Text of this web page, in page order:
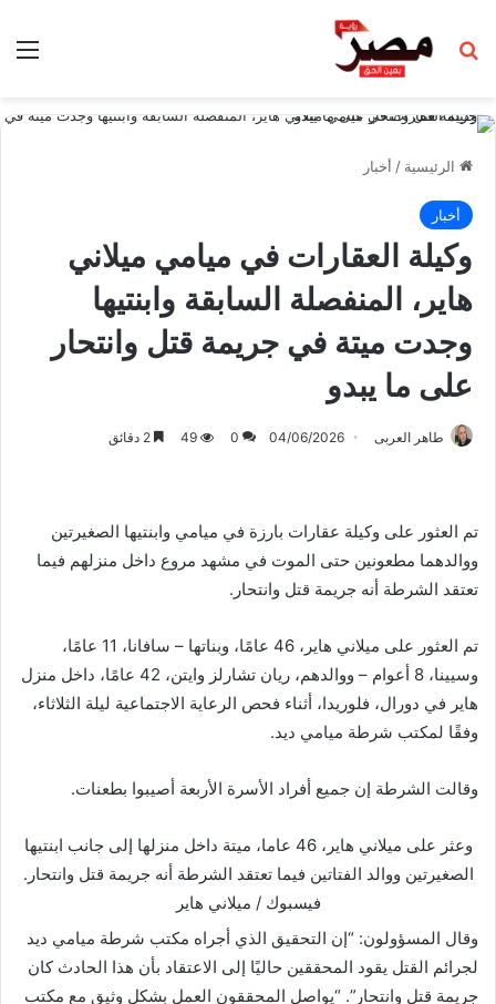
بحث عن
الرئيسية / أخبار
أخبار
وكيلة العقارات في ميامي ميلاني
هاير، المنفصلة السابقة وابنتيها
وجدت ميتة في جريمة قتل وانتحار
على ما يبدو
طاهر العربى 04/06/2026
0
49
تم العثور على وكيلة عقارات بارزة في ميامي وابنتيها الصغيرتين
ووالدهما مطعونين حتى الموت في مشهد مروع داخل منزلهم فيما
تعتقد الشرطة أنه جريمة قتل وانتحار.
تم العثور على ميلاني هاير، 46 عامًا، وبناتها – سافانا، 11 عامًا،
وسيينا، 8 أعوام – ووالدهم، ريان تشارلز وايتن، 42 عامًا، داخل منزل
هاير في دورال، فلوريدا، أثناء فحص الرعاية الاجتماعية ليلة الثلاثاء،
وفقًا لمكتب شرطة ميامي ديد.
وقالت الشرطة إن جميع أفراد الأسرة الأربعة أصيبوا بطعنات.
وعثر على ميلاني هاير، 46 عاما، ميتة داخل منزلها إلى جانب ابنتيها
الصغيرتين ووالد الفتاتين فيما تعتقد الشرطة أنه جريمة قتل وانتحار.
فيسبوك / ميلاني هاير
وقال المسؤولون: “إن التحقيق الذي أجراه مكتب شرطة ميامي ديد
لجرائم القتل يقود المحققين حاليًا إلى الاعتقاد بأن هذا الحادث كان
جريمة قتل وانتحار”. “يواصل المحققون العمل بشكل وثيق مع مكتب